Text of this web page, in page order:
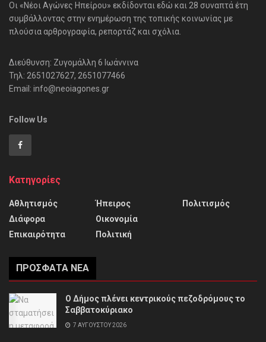
Οι «Νέοι Αγώνες Ηπείρου» εκδίδονται εδώ και 28 συναπτά έτη
συμβάλλοντας στην ενημέρωση της τοπικής κοινωνίας με
πλούσια αρθρογραφία, ρεπορτάζ και σχόλια.
Διεύθυνση: Ζυγομάλλη 6 Ιωάννινα
Τηλ: 2651027627, 2651077466
Email: info@neoiagones.gr
Follow Us
Κατηγορίες
Αθλητισμός
Διάφορα
Επικαιρότητα
Ήπειρος
Οικονομία
Πολιτική
Πολιτισμός
ΠΡΌΣΦΑΤΑ ΝΈΑ
Ο Δήμος πλένει κεντρικούς πεζοδρόμους το
Σαββατοκύριακο
7 ΑΥΓΟΎΣΤΟΥ 2026